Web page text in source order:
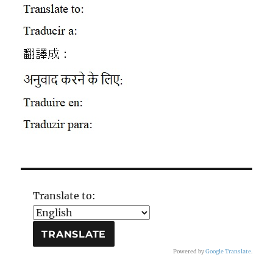
Translate to:
Powered byGoogle Translate.